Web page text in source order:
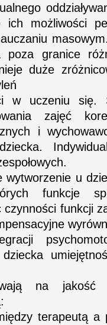
możliwości
poza granice
duże
w uczeniu się.
zajęć
i
wytworzenie u
funkcje
funkcji
na jakość
terapeutą a